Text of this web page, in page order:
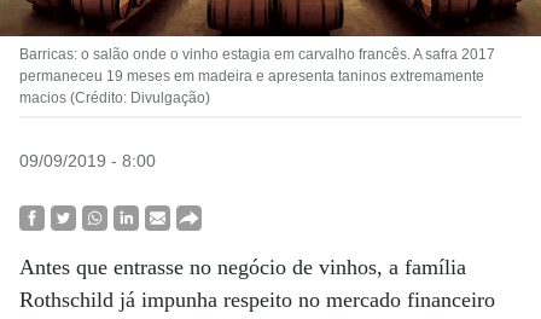
Barricas: o salão onde o vinho estagia em carvalho francês. A safra 2017
permaneceu 19 meses em madeira e apresenta taninos extremamente
macios (Crédito: Divulgação)
09/09/2019 - 8:00
Antes que entrasse no negócio de vinhos, a família
Rothschild já impunha respeito no mercado financeiro